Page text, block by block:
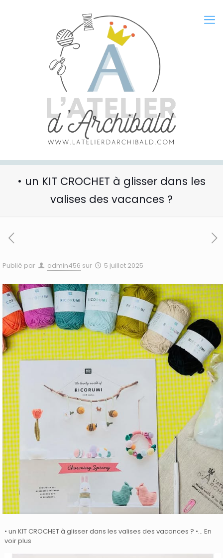
• un KIT CROCHET à glisser dans les
valises des vacances ?
Publié par admin456 sur 5 juillet 2025
• un KIT CROCHET à glisser dans les valises des vacances ? •… En
voir plus